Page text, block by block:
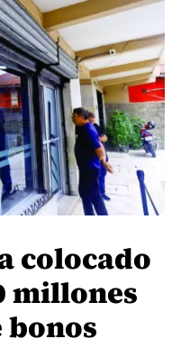
colocado
millones
bonos